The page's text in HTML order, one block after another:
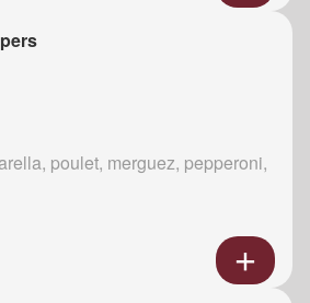
poulet, merguez, pepperoni,